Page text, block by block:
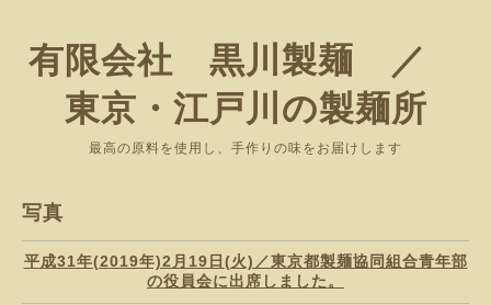
有限会社 黒川製麺 ／
東京・江戸川の製麺所
最高の原料を使用し、手作りの味をお届けします
写真
平成31年(2019年)2月19日(火)／東京都製麺協同組合青年部
の役員会に出席しました。